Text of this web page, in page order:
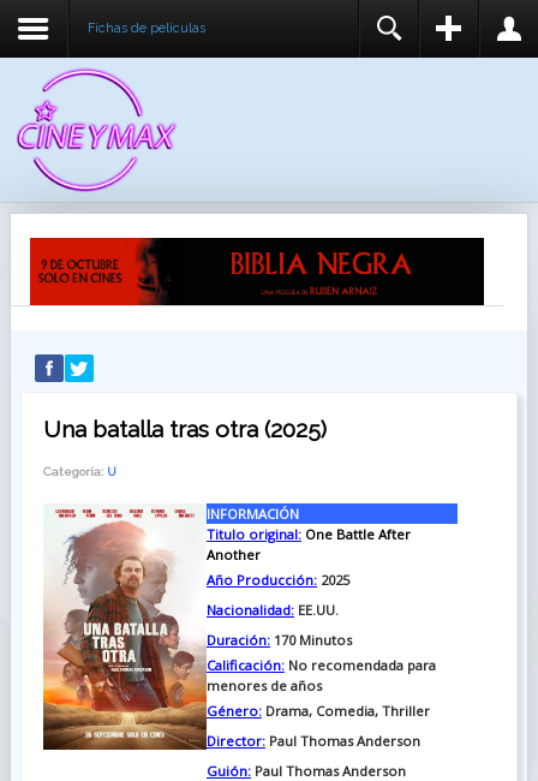
Fichas de peliculas
RECUÉRDEME
IDENTIFICARSE
REGISTER
Una batalla tras otra (2025)
Categoría: U
INFORMACIÓN
Titulo original:One Battle After
Another
Año Producción:2025
Nacionalidad:EE.UU.
Duración:170 Minutos
Calificación:No recomendada para
menores de años
Género:Drama, Comedia, Thriller
Director:Paul Thomas Anderson
Guión:Paul Thomas Anderson